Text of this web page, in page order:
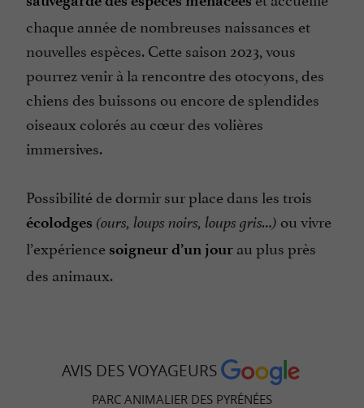
chaque année de nombreuses naissances et
nouvelles espèces. Cette saison 2023, vous
pourrez venir à la rencontre des otocyons, des
chiens des buissons ou encore de splendides
oiseaux colorés au cœur des volières
immersives.
Possibilité de dormir sur place dans les trois
écolodges (ours, loups noirs, loups gris…) ou vivre
l’expérience soigneur d’un jour au plus près
des animaux.
AVIS DES VOYAGEURS
PARC ANIMALIER DES PYRÉNÉES